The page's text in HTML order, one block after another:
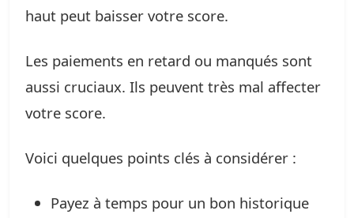
haut peut baisser votre score.
Les paiements en retard ou manqués sont
aussi cruciaux. Ils peuvent très mal affecter
votre score.
Voici quelques points clés à considérer :
Payez à temps pour un bon historique